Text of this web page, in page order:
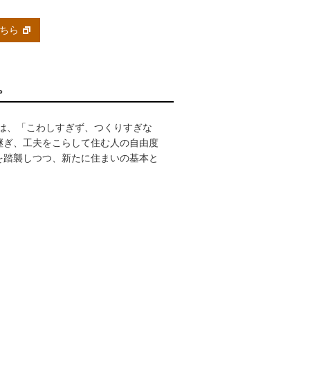
ら
、「こわしすぎず、つくりすぎな
、工夫をこらして住む人の自由度
襲しつつ、新たに住まいの基本と